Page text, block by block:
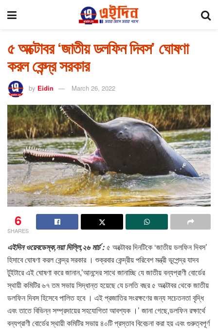
৫ অক্টোবর ‘জাতীয় ডলফিন দিবস’ ঘোষণা
করল কেন্দ্র সরকার
by Eidin March 26, 2022
6
SHARES
এইদিন ওয়েবডেস্ক,নয়া দিল্লি,২৬ মার্চ :৫ অক্টোবর দিনটিকে ‘জাতীয় ডলফিন দিবস’
হিসাবে ঘোষণা করল কেন্দ্র সরকার । শুক্রবার কেন্দ্রীয় পরিবেশ মন্ত্রী ভূপেন্দ্র যাদব
টুইটারে এই ঘোষণা করে জানান,’আনন্দের সাথে জানাচ্ছি যে জাতীয় বন্যপ্রাণী বোর্ডের
স্থায়ী কমিটির ৬৭ তম সভায় সিদ্ধান্ত হয়েছে যে চলতি বছর ৫ অক্টোবর থেকে জাতীয়
ডলফিন দিবস হিসেবে পালিত হবে । এই প্রজাতির সংরক্ষণের জন্য সচেতনতা বৃদ্ধি
এবং তাতে বিভিন্ন সম্প্রদায়ের সহযোগিতা আবশ্যক ।’ জানা গেছে,ডলফিন রক্ষার্থে
বন্যপ্রাণী বোর্ডের স্থায়ী কমিটির সভায় ৪০টি প্রস্তাব বিবেচনা করা হয় এবং গুরুত্বপূর্ণ